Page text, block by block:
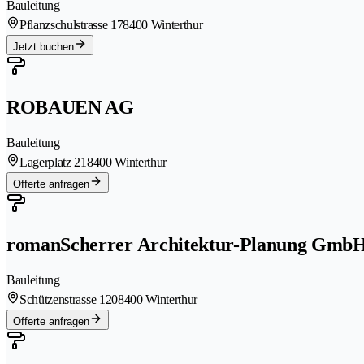
Bauleitung
Pflanzschulstrasse 178400 Winterthur
Jetzt buchen
ROBAUEN AG
Bauleitung
Lagerplatz 218400 Winterthur
Offerte anfragen
romanScherrer Architektur-Planung
Bauleitung
Schützenstrasse 1208400 Winterthur
Offerte anfragen